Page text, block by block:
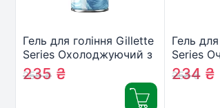
Гель для гоління Gillette
Series Охолоджуючий з
евкаліптом 200 мл
(7702018457786)
259₴
235 ₴
Гель
Series
258₴
234 ₴